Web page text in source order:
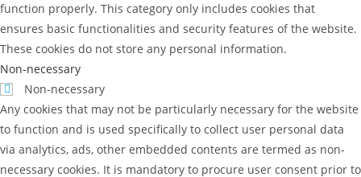
function properly. This category only includes cookies that
ensures basic functionalities and security features of the website.
These cookies do not store any personal information.
Non-necessary
Non-necessary
Any cookies that may not be particularly necessary for the website
to function and is used specifically to collect user personal data
via analytics, ads, other embedded contents are termed as non-
necessary cookies. It is mandatory to procure user consent prior to